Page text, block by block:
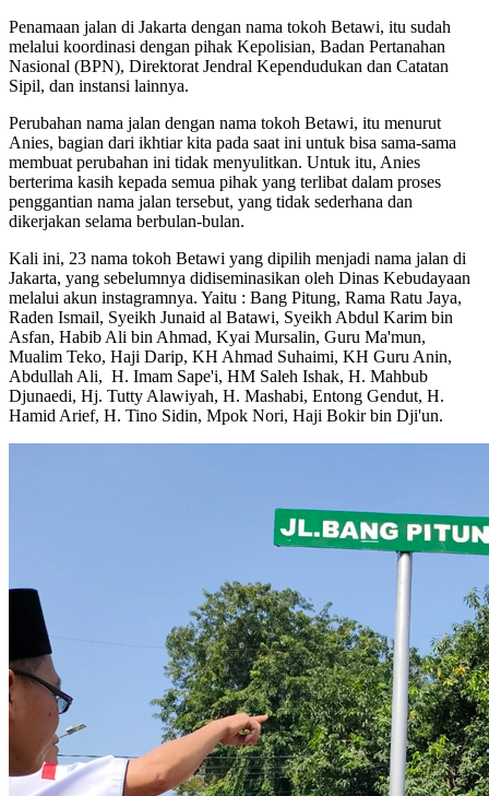
Penamaan jalan di Jakarta dengan nama tokoh Betawi, itu sudah
melalui koordinasi dengan pihak Kepolisian, Badan Pertanahan
Nasional (BPN), Direktorat Jendral Kependudukan dan Catatan
Sipil, dan instansi lainnya.
Perubahan nama jalan dengan nama tokoh Betawi, itu menurut
Anies, bagian dari ikhtiar kita pada saat ini untuk bisa sama-sama
membuat perubahan ini tidak menyulitkan. Untuk itu, Anies
berterima kasih kepada semua pihak yang terlibat dalam proses
penggantian nama jalan tersebut, yang tidak sederhana dan
dikerjakan selama berbulan-bulan.
Kali ini, 23 nama tokoh Betawi yang dipilih menjadi nama jalan di
Jakarta, yang sebelumnya didiseminasikan oleh Dinas Kebudayaan
melalui akun instagramnya. Yaitu : Bang Pitung, Rama Ratu Jaya,
Raden Ismail, Syeikh Junaid al Batawi, Syeikh Abdul Karim bin
Asfan, Habib Ali bin Ahmad, Kyai Mursalin, Guru Ma'mun,
Mualim Teko, Haji Darip, KH Ahmad Suhaimi, KH Guru Anin,
Abdullah Ali, H. Imam Sape'i, HM Saleh Ishak, H. Mahbub
Djunaedi, Hj. Tutty Alawiyah, H. Mashabi, Entong Gendut, H.
Hamid Arief, H. Tino Sidin, Mpok Nori, Haji Bokir bin Dji'un.